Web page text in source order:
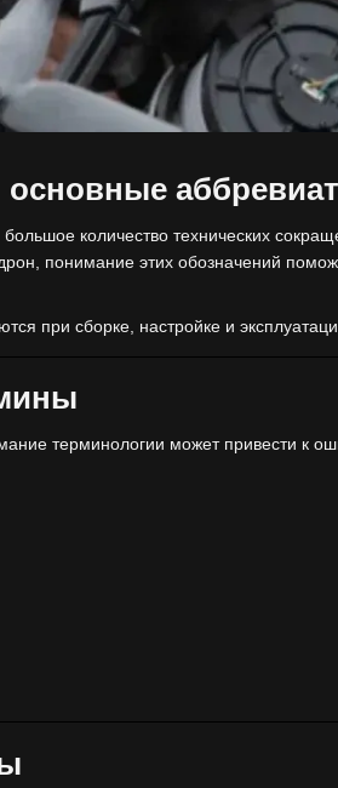
основные
количество технических
понимание этих обозначений
при сборке, настройке и
терминологии может привести к